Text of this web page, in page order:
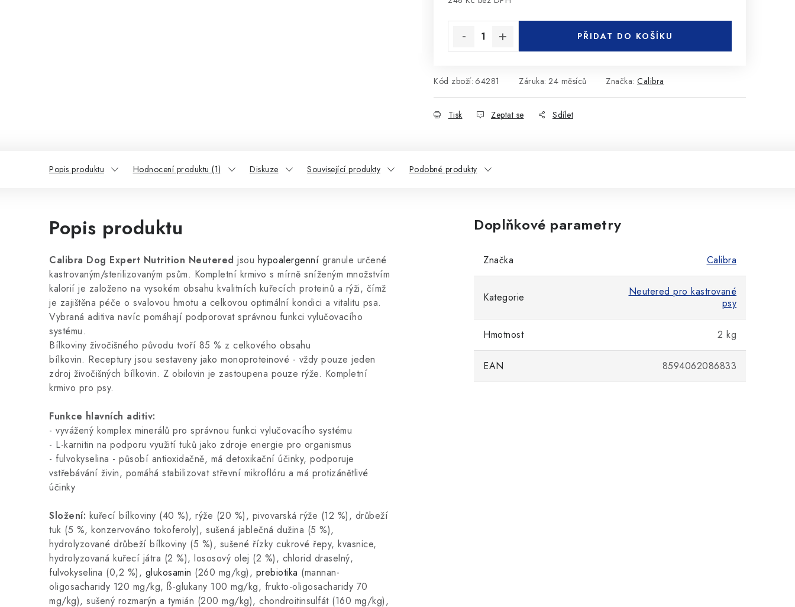
PŘIDAT DO KOŠÍKU
Kód zboží: 64281 Záruka: 24 měsíců Značka: Calibra
Tisk Zeptat se Sdílet
Popis produktu Hodnocení produktu (1) Diskuze Související produkty Podobné produkty
Popis produktu
Calibra Dog Expert Nutrition Neutered jsou hypoalergenní granule určené
kastrovaným/sterilizovaným psům. Kompletní krmivo s mírně sníženým množstvím
kalorií je založeno na vysokém obsahu kvalitních kuřecích proteinů a rýži, čímž
je zajištěna péče o svalovou hmotu a celkovou optimální kondici a vitalitu psa.
Vybraná aditiva navíc pomáhají podporovat správnou funkci vylučovacího
systému.
Bílkoviny živočišného původu tvoří 85 % z celkového obsahu
bílkovin. Receptury jsou sestaveny jako monoproteinové - vždy pouze jeden
zdroj živočišných bílkovin. Z obilovin je zastoupena pouze rýže. Kompletní
krmivo pro psy.
Funkce hlavních aditiv:
- vyvážený komplex minerálů pro správnou funkci vylučovacího systému
- L-karnitin na podporu využití tuků jako zdroje energie pro organismus
- fulvokyselina - působí antioxidačně, má detoxikační účinky, podporuje
vstřebávání živin, pomáhá stabilizovat střevní mikroflóru a má protizánětlivé
účinky
Složení: kuřecí bílkoviny (40 %), rýže (20 %), pivovarská rýže (12 %), drůbeží
tuk (5 %, konzervováno tokoferoly), sušená jablečná dužina (5 %),
hydrolyzované drůbeží bílkoviny (5 %), sušené řízky cukrové řepy, kvasnice,
hydrolyzovaná kuřecí játra (2 %), lososový olej (2 %), chlorid draselný,
fulvokyselina (0,2 %), glukosamin (260 mg/kg), prebiotika (mannan-
oligosacharidy 120 mg/kg, ß-glukany 100 mg/kg, frukto-oligosacharidy 70
mg/kg), sušený rozmarýn a tymián (200 mg/kg), chondroitinsulfát (160 mg/kg),
Doplňkové parametry
Značka Calibra
Kategorie
Neutered pro kastrované
psy
Hmotnost 2 kg
EAN 8594062086833